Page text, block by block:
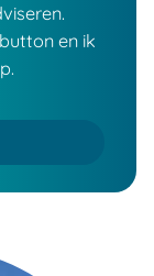
en ik